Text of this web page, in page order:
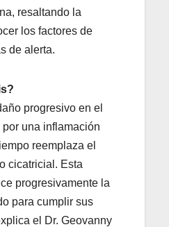
resaltando la
los factores de
de alerta.
progresivo en el
una inflamación
reemplaza el
cicatricial. Esta
progresivamente la
para cumplir sus
el Dr. Geovanny